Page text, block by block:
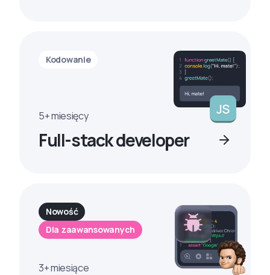
Kodowanie
5+ miesięcy
Full-stack developer
Nowość
Dla zaawansowanych
3+ miesiące